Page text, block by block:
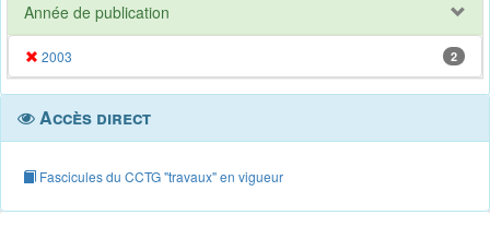
Année de publication
2003 2
Accès direct
Fascicules du CCTG "travaux" en vigueur